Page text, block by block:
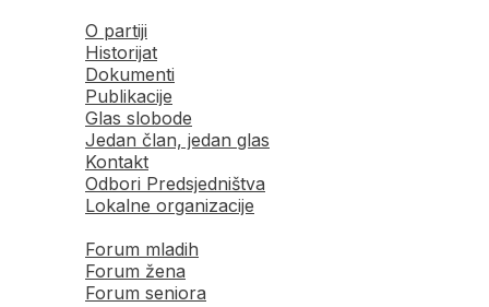
O partiji
Historijat
Dokumenti
Publikacije
Glas slobode
Jedan član, jedan glas
Kontakt
Odbori Predsjedništva
Lokalne organizacije
Forum mladih
Forum žena
Forum seniora